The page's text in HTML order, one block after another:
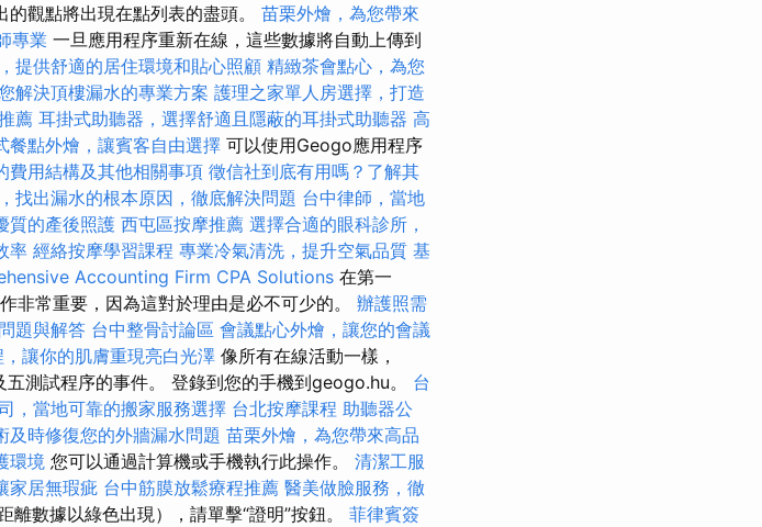
觀點將出現在點列表的盡頭。 苗栗外燴，為您帶來
專業 一旦應用程序重新在線，這些數據將自動上傳到
提供舒適的居住環境和貼心照顧 精緻茶會點心，為您
解決頂樓漏水的專業方案 護理之家單人房選擇，打造
薦 耳掛式助聽器，選擇舒適且隱蔽的耳掛式助聽器 高
餐點外燴，讓賓客自由選擇 可以使用Geogo應用程序
費用結構及其他相關事項 徵信社到底有用嗎？了解其
找出漏水的根本原因，徹底解決問題 台中律師，當地
質的產後照護 西屯區按摩推薦 選擇合適的眼科診所，
率 經絡按摩學習課程 專業冷氣清洗，提升空氣品質 基
Accounting Firm CPA Solutions 在第一
非常重要，因為這對於理由是必不可少的。 辦護照需
題與解答 台中整骨討論區 會議點心外燴，讓您的會議
，讓你的肌膚重現亮白光澤 像所有在線活動一樣，
測試程序的事件。 登錄到您的手機到geogo.hu。 台
，當地可靠的搬家服務選擇 台北按摩課程 助聽器公
及時修復您的外牆漏水問題 苗栗外燴，為您帶來高品
環境 您可以通過計算機或手機執行此操作。 清潔工服
家居無瑕疵 台中筋膜放鬆療程推薦 醫美做臉服務，徹
數據以綠色出現），請單擊“證明”按鈕。 菲律賓簽